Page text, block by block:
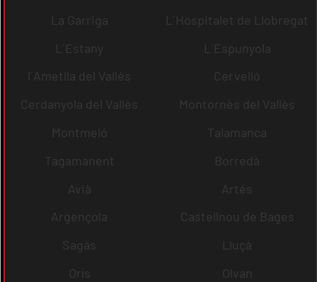
La Garriga
L´Hospitalet de Llobregat
L´Estany
L´Espunyola
l´Ametlla del Vallès
Cervelló
Cerdanyola del Vallès
Montornès del Vallès
Montmeló
Talamanca
Tagamanent
Borredà
Avià
Artés
Argençola
Castellnou de Bages
Sagàs
Lluçà
Orís
Olvan